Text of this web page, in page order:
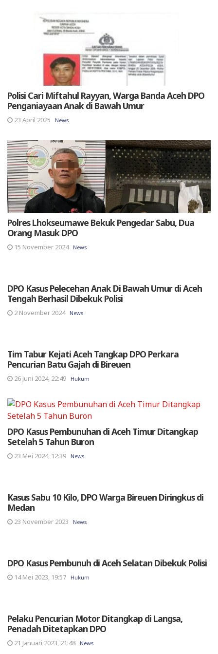
Polisi Cari Miftahul Rayyan, Warga Banda Aceh DPO
Penganiayaan Anak di Bawah Umur
23 April 2025 News
Polres Lhokseumawe Bekuk Pengedar Sabu, Dua
Orang Masuk DPO
15 November 2024 News
DPO Kasus Pelecehan Anak Di Bawah Umur di Aceh
Tengah Berhasil Dibekuk Polisi
2 November 2024 News
Tim Tabur Kejati Aceh Tangkap DPO Perkara
Pencurian Batu Gajah di Bireuen
26 Juni 2024, 22:49 Hukum
DPO Kasus Pembunuhan di Aceh Timur Ditangkap
Setelah 5 Tahun Buron
23 Mei 2024, 12:39 News
Kasus Sabu 10 Kilo, DPO Warga Bireuen Diringkus di
Medan
23 November 2023 News
DPO Kasus Pembunuh di Aceh Selatan Dibekuk Polisi
14 Mei 2023, 19:57 Hukum
Pelaku Pencurian Motor Ditangkap di Langsa,
Penadah Ditetapkan DPO
21 Januari 2023, 21:48 News